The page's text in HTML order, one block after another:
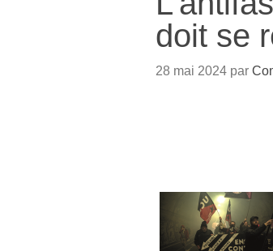
doit se
28 mai 2024 par